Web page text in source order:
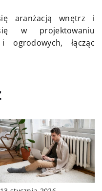
aranżacją wnętrz i
w projektowaniu
ogrodowych, łącząc